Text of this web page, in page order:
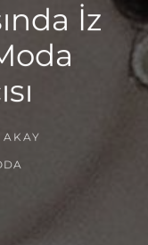
İz